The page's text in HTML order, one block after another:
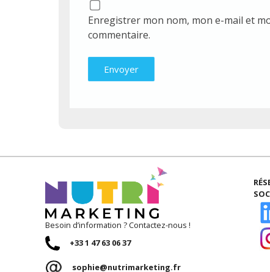
Enregistrer mon nom, mon e-mail et
commentaire.
Besoin d’information ? Contactez-nous !
+33 1 47 63 06 37
sophie@nutrimarketing.fr